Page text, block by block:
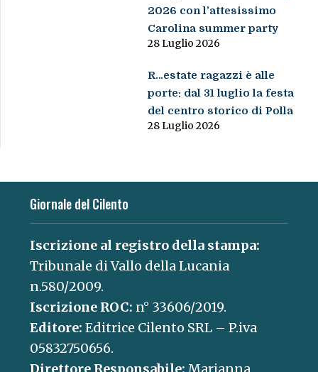
2026 con l’attesissimo
Carolina summer party
28 Luglio 2026
R…estate ragazzi è alle
porte: dal 31 luglio la festa
del centro storico di Polla
28 Luglio 2026
Giornale del Cilento
Iscrizione al registro della stampa:
Tribunale di Vallo della Lucania
n.580/2009.
Iscrizione ROC: n° 33606/2019.
Editore: Editrice Cilento SRL – P.iva
05832750656.
Direttore Responsabile: Marianna